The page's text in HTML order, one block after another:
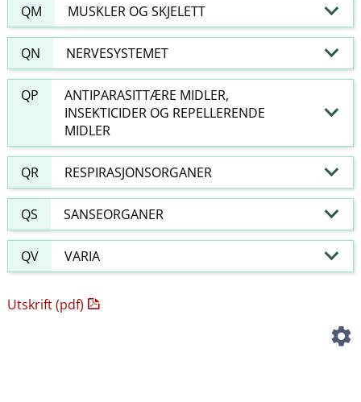
QM MUSKLER OG SKJELETT
QN NERVESYSTEMET
QP
ANTIPARASITTÆRE MIDLER,
INSEKTICIDER OG REPELLERENDE
MIDLER
QR RESPIRASJONSORGANER
QS SANSEORGANER
QV VARIA
Utskrift (pdf)